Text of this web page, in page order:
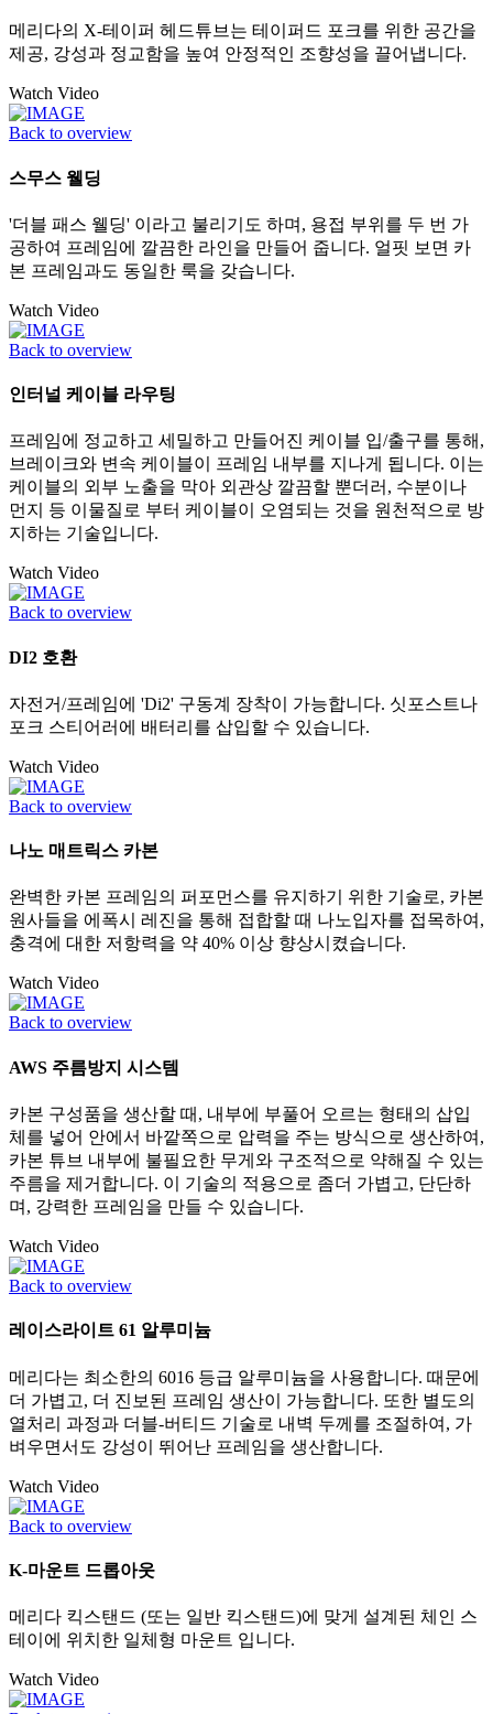
메리다의 X-테이퍼 헤드튜브는 테이퍼드 포크를 위한 공간을
제공, 강성과 정교함을 높여 안정적인 조향성을 끌어냅니다.
Watch Video
Back to overview
스무스 웰딩
'더블 패스 웰딩' 이라고 불리기도 하며, 용접 부위를 두 번 가
공하여 프레임에 깔끔한 라인을 만들어 줍니다. 얼핏 보면 카
본 프레임과도 동일한 룩을 갖습니다.
Watch Video
Back to overview
인터널 케이블 라우팅
프레임에 정교하고 세밀하고 만들어진 케이블 입/출구를 통해,
브레이크와 변속 케이블이 프레임 내부를 지나게 됩니다. 이는
케이블의 외부 노출을 막아 외관상 깔끔할 뿐더러, 수분이나
먼지 등 이물질로 부터 케이블이 오염되는 것을 원천적으로 방
지하는 기술입니다.
Watch Video
Back to overview
DI2 호환
자전거/프레임에 'Di2' 구동계 장착이 가능합니다. 싯포스트나
포크 스티어러에 배터리를 삽입할 수 있습니다.
Watch Video
Back to overview
나노 매트릭스 카본
완벽한 카본 프레임의 퍼포먼스를 유지하기 위한 기술로, 카본
원사들을 에폭시 레진을 통해 접합할 때 나노입자를 접목하여,
충격에 대한 저항력을 약 40% 이상 향상시켰습니다.
Watch Video
Back to overview
AWS 주름방지 시스템
카본 구성품을 생산할 때, 내부에 부풀어 오르는 형태의 삽입
체를 넣어 안에서 바깥쪽으로 압력을 주는 방식으로 생산하여,
카본 튜브 내부에 불필요한 무게와 구조적으로 약해질 수 있는
주름을 제거합니다. 이 기술의 적용으로 좀더 가볍고, 단단하
며, 강력한 프레임을 만들 수 있습니다.
Watch Video
Back to overview
레이스라이트 61 알루미늄
메리다는 최소한의 6016 등급 알루미늄을 사용합니다. 때문에
더 가볍고, 더 진보된 프레임 생산이 가능합니다. 또한 별도의
열처리 과정과 더블-버티드 기술로 내벽 두께를 조절하여, 가
벼우면서도 강성이 뛰어난 프레임을 생산합니다.
Watch Video
Back to overview
K-마운트 드롭아웃
메리다 킥스탠드 (또는 일반 킥스탠드)에 맞게 설계된 체인 스
테이에 위치한 일체형 마운트 입니다.
Watch Video